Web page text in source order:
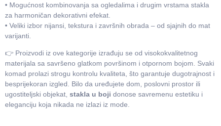
• Mogućnost kombinovanja sa ogledalima i drugim vrstama stakla
za harmoničan dekorativni efekat.
• Veliki izbor nijansi, tekstura i završnih obrada – od sjajnih do mat
varijanti.
👉 Proizvodi iz ove kategorije izrađuju se od visokokvalitetnog
materijala sa savršeno glatkom površinom i otpornom bojom. Svaki
komad prolazi strogu kontrolu kvaliteta, što garantuje dugotrajnost i
besprijekoran izgled. Bilo da uređujete dom, poslovni prostor ili
ugostiteljski objekat, stakla u boji donose savremenu estetiku i
eleganciju koja nikada ne izlazi iz mode.